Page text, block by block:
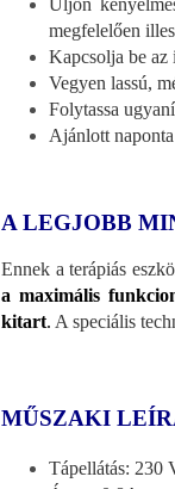
megfelelően
Kapcsolja be az
Vegyen lassú,
Folytassa
Ajánlott
A LEGJOBB
Ennek a terápiás
a maximális
kitart. A speciális
MŰSZAKI
Tápellátás: 230